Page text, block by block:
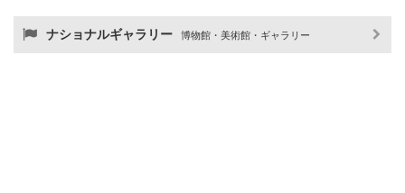
ナショナルギャラリー 博物館・美術館・ギャラリー